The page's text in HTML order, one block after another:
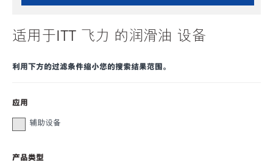
适用于ITT 飞力 的润滑油 设备
利用下方的过滤条件缩小您的搜索结果范围。
应用
辅助设备
产品类型